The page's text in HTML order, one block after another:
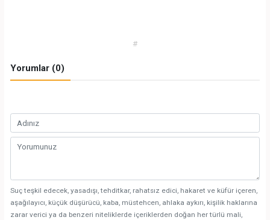
#
Yorumlar (0)
Suç teşkil edecek, yasadışı, tehditkar, rahatsız edici, hakaret ve küfür içeren,
aşağılayıcı, küçük düşürücü, kaba, müstehcen, ahlaka aykırı, kişilik haklarına
zarar verici ya da benzeri niteliklerde içeriklerden doğan her türlü mali,